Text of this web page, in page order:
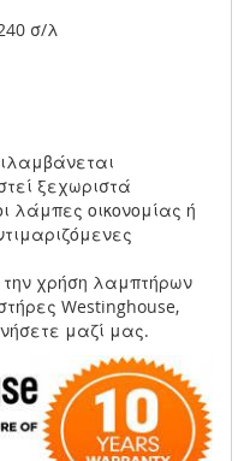
σ/λ
ξεχωριστά
λάμπες οικονομίας ή
την χρήση λαμπτήρων
Westinghouse,
μαζί μας.